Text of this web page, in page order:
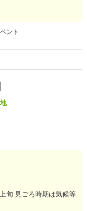
ント
旬 見ごろ時期は気候等